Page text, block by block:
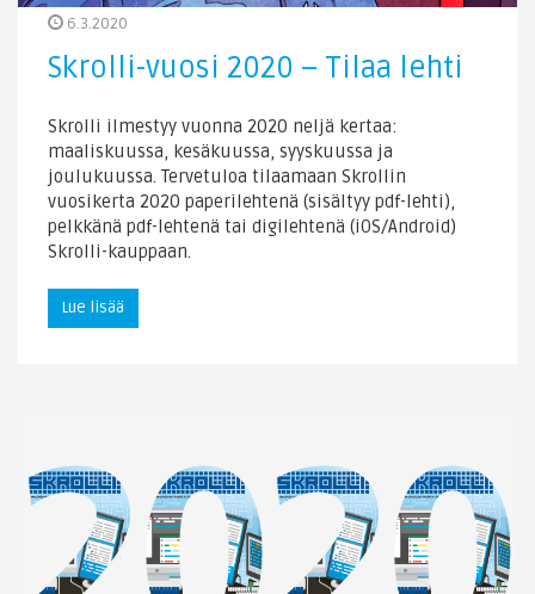
6.3.2020
Skrolli-vuosi 2020 – Tilaa lehti
Skrolli ilmestyy vuonna 2020 neljä kertaa:
maaliskuussa, kesäkuussa, syyskuussa ja
joulukuussa. Tervetuloa tilaamaan Skrollin
vuosikerta 2020 paperilehtenä (sisältyy pdf-lehti),
pelkkänä pdf-lehtenä tai digilehtenä (iOS/Android)
Skrolli-kauppaan.
Lue lisää